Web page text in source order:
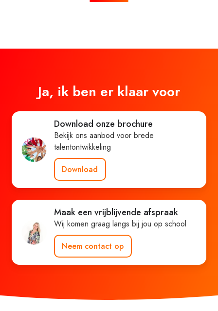
Ja, ik ben er klaar voor
Download onze brochure
Bekijk ons aanbod voor brede
talentontwikkeling
Download
Maak een vrijblijvende afspraak
Wij komen graag langs bij jou op school
Neem contact op